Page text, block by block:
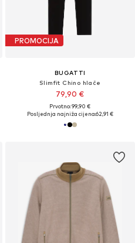
PROMOCIJA
BUGATTI
Slimfit Chino hlače
79,90 €
Prvotno: 99,90 €
Posljednja najniža cijena:62,91 €